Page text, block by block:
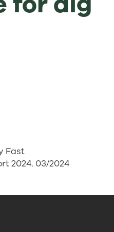
Fast
2024. 03/2024